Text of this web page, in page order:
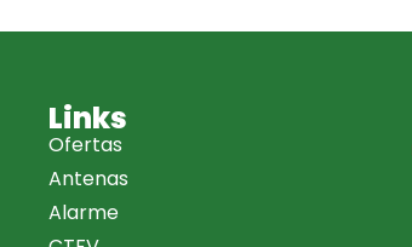
Links
Ofertas
Antenas
Alarme